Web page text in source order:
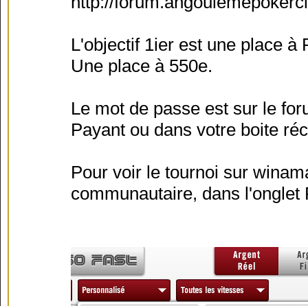
L'objectif 1ier est une place à
Une place à 550e.
Le mot de passe est sur le
Payant ou dans votre boite
Pour voir le tournoi sur
communautaire, dans l'onglet